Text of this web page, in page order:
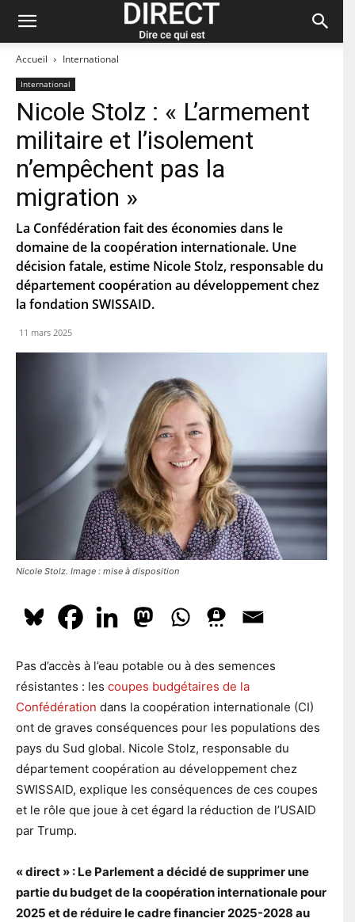
Accueil International
International
Nicole Stolz : « L’armement
militaire et l’isolement
n’empêchent pas la
migration »
La Confédération fait des économies dans le
domaine de la coopération internationale. Une
décision fatale, estime Nicole Stolz, responsable du
département coopération au développement chez
la fondation SWISSAID.
11 mars 2025
Nicole Stolz. Image : mise à disposition
Pas d’accès à l’eau potable ou à des semences
résistantes : les coupes budgétaires de la
Confédération dans la coopération internationale (CI)
ont de graves conséquences pour les populations des
pays du Sud global. Nicole Stolz, responsable du
département coopération au développement chez
SWISSAID, explique les conséquences de ces coupes
et le rôle que joue à cet égard la réduction de l’USAID
par Trump.
« direct » : Le Parlement a décidé de supprimer une
partie du budget de la coopération internationale pour
2025 et de réduire le cadre financier 2025-2028 au
Restez à jour et abonnez-vous à notre
newsletter « direct ».
r
é
o
m
N
o
m
d
e
f
a
i
l
C
o
u
r
i
e
o